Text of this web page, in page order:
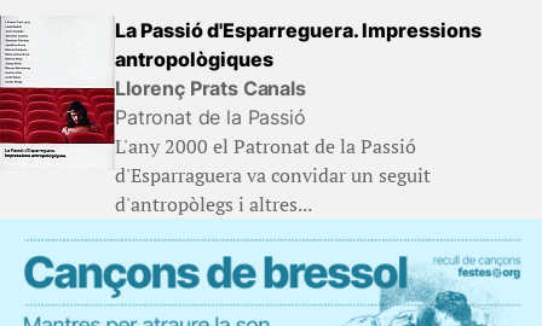
La Passió d'Esparreguera. Impressions
antropològiques
Llorenç Prats Canals
Patronat de la Passió
L'any 2000 el Patronat de la Passió
d'Esparraguera va convidar un seguit
d'antropòlegs i altres...